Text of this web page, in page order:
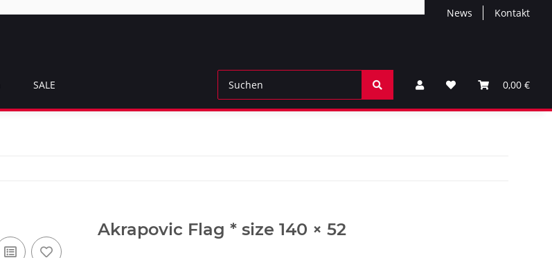
News Kontakt
0,00 €
SALE
Akrapovic Flag * size 140 × 52